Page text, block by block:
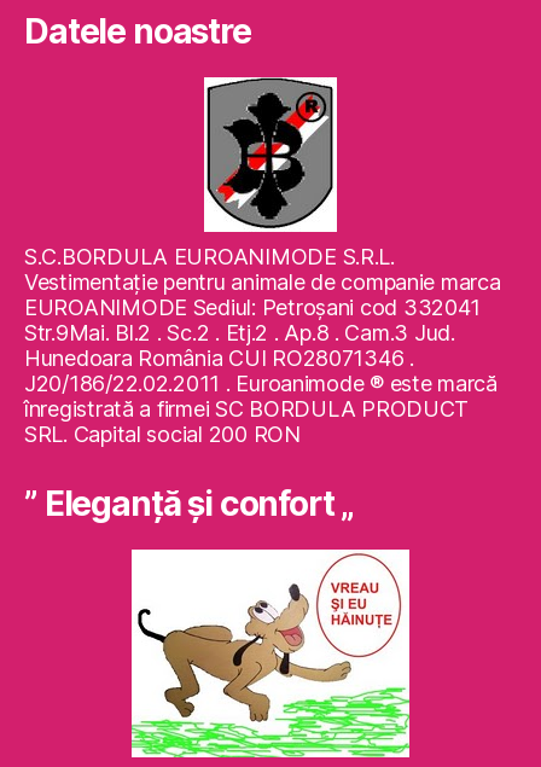
Datele noastre
S.C.BORDULA EUROANIMODE S.R.L.
Vestimentaţie pentru animale de companie marca
EUROANIMODE Sediul: Petroşani cod 332041
Str.9Mai. Bl.2 . Sc.2 . Etj.2 . Ap.8 . Cam.3 Jud.
Hunedoara România CUI RO28071346 .
J20/186/22.02.2011 . Euroanimode ® este marcă
înregistrată a firmei SC BORDULA PRODUCT
SRL. Capital social 200 RON
” Eleganţă şi confort „